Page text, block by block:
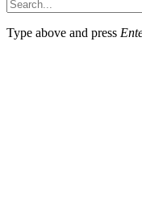
Type above and press